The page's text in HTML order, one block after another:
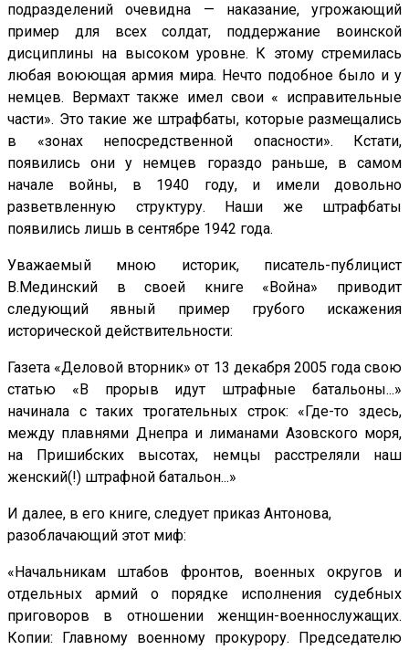
подразделений очевидна — наказание, угрожающий
пример для всех солдат, поддержание воинской
дисциплины на высоком уровне. К этому стремилась
любая воюющая армия мира. Нечто подобное было и у
немцев. Вермахт также имел свои « исправительные
части». Это такие же штрафбаты, которые размещались
в «зонах непосредственной опасности». Кстати,
появились они у немцев гораздо раньше, в самом
начале войны, в 1940 году, и имели довольно
разветвленную структуру. Наши же штрафбаты
появились лишь в сентябре 1942 года.
Уважаемый мною историк, писатель-публицист
В.Мединский в своей книге «Война» приводит
следующий явный пример грубого искажения
исторической действительности:
Газета «Деловой вторник» от 13 декабря 2005 года свою
ста­тью «В прорыв идут штрафные батальоны...»
начинала с таких трогательных строк: «Где-то здесь,
между плавнями Днепра и лиманами Азовского моря,
на Пришибских высотах, немцы рас­стреляли наш
женский(!) штрафной батальон...»
И далее, в его книге, следует приказ Антонова,
разоблачающий этот миф:
«Начальникам штабов фронтов, военных округов и
отдельных армий о порядке исполнения судебных
приговоров в отношении женщин-военнослужащих.
Копии: Главному военному прокурору. Председателю